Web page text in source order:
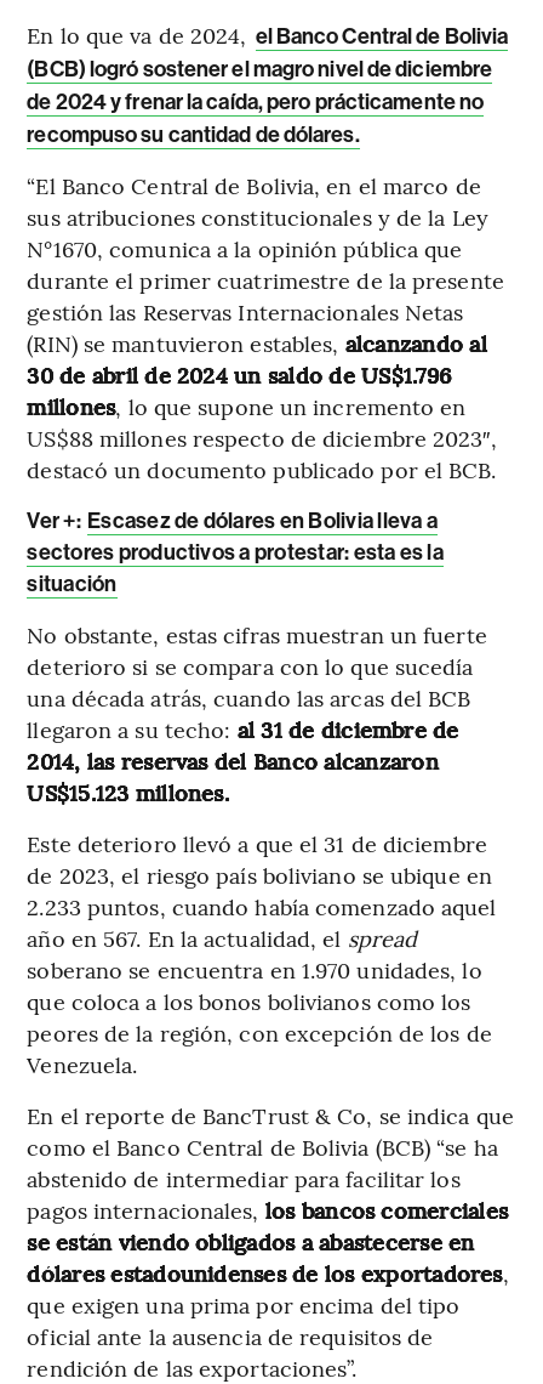
En lo que va de 2024, el Banco Central de Bolivia
(BCB) logró sostener el magro nivel de diciembre
de 2024 y frenar la caída, pero prácticamente no
recompuso su cantidad de dólares.
“El Banco Central de Bolivia, en el marco de
sus atribuciones constitucionales y de la Ley
N°1670, comunica a la opinión pública que
durante el primer cuatrimestre de la presente
gestión las Reservas Internacionales Netas
(RIN) se mantuvieron estables, alcanzando al
30 de abril de 2024 un saldo de US$1.796
millones, lo que supone un incremento en
US$88 millones respecto de diciembre 2023″,
destacó un documento publicado por el BCB.
Ver +: Escasez de dólares en Bolivia lleva a
sectores productivos a protestar: esta es la
situación
No obstante, estas cifras muestran un fuerte
deterioro si se compara con lo que sucedía
una década atrás, cuando las arcas del BCB
llegaron a su techo: al 31 de diciembre de
2014, las reservas del Banco alcanzaron
US$15.123 millones.
Este deterioro llevó a que el 31 de diciembre
de 2023, el riesgo país boliviano se ubique en
2.233 puntos, cuando había comenzado aquel
año en 567. En la actualidad, el spread
soberano se encuentra en 1.970 unidades, lo
que coloca a los bonos bolivianos como los
peores de la región, con excepción de los de
Venezuela.
En el reporte de BancTrust & Co, se indica que
como el Banco Central de Bolivia (BCB) “se ha
abstenido de intermediar para facilitar los
pagos internacionales, los bancos comerciales
se están viendo obligados a abastecerse en
dólares estadounidenses de los exportadores,
que exigen una prima por encima del tipo
oficial ante la ausencia de requisitos de
rendición de las exportaciones”.